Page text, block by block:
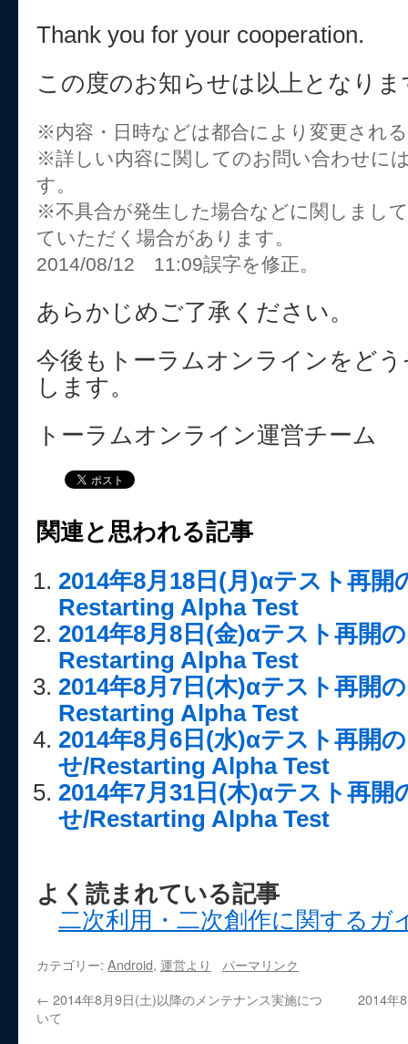
Thank you for your cooperation.
この度のお知らせは以上となりま
※内容・日時などは都合により変更され
※詳しい内容に関してのお問い合わせに
す。
※不具合が発生した場合などに関しまし
ていただく場合があります。
2014/08/12 11:09誤字を修正。
あらかじめご了承ください。
今後もトーラムオンラインをど
します。
トーラムオンライン運営チーム
関連と思われる記事
2014年8月18日(月)αテスト再開
Restarting Alpha Test
2014年8月8日(金)αテスト再開
Restarting Alpha Test
2014年8月7日(木)αテスト再開
Restarting Alpha Test
2014年8月6日(水)αテスト再開
せ/Restarting Alpha Test
2014年7月31日(木)αテスト再開
せ/Restarting Alpha Test
よく読まれている記事
二次利用・二次創作に関するガ
カテゴリー: Android, 運営より
パーマリンク
← 2014年8月9日(土)以降のメンテナンス実施につ
いて
2014年